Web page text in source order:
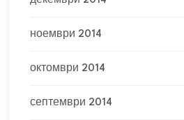
ноември 2014
октомври 2014
септември 2014